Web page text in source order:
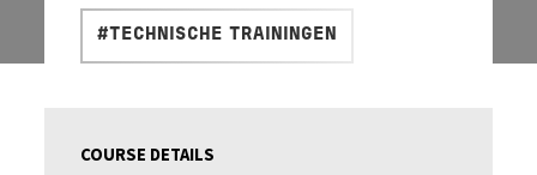
#TECHNISCHE TRAININGEN
COURSE DETAILS